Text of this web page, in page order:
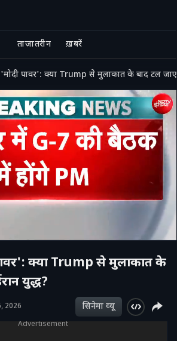
ताज़ातरीन ख़बरें
पावर': क्या Trump से मुलाकात के बाद टल
क्या Trump से मुलाकात के
युद्ध?
2026 सिनेमा व्‍यू
Advertisement